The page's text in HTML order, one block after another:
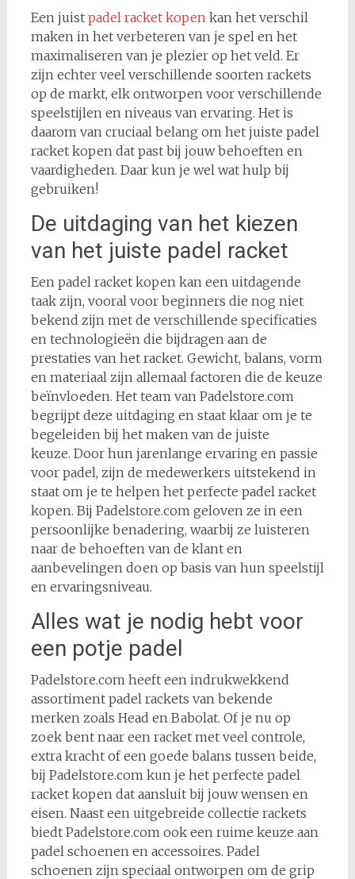
Een juist padel racket kopen kan het verschil
maken in het verbeteren van je spel en het
maximaliseren van je plezier op het veld. Er
zijn echter veel verschillende soorten rackets
op de markt, elk ontworpen voor verschillende
speelstijlen en niveaus van ervaring. Het is
daarom van cruciaal belang om het juiste padel
racket kopen dat past bij jouw behoeften en
vaardigheden. Daar kun je wel wat hulp bij
gebruiken!
De uitdaging van het kiezen
van het juiste padel racket
Een padel racket kopen kan een uitdagende
taak zijn, vooral voor beginners die nog niet
bekend zijn met de verschillende specificaties
en technologieën die bijdragen aan de
prestaties van het racket. Gewicht, balans, vorm
en materiaal zijn allemaal factoren die de keuze
beïnvloeden. Het team van Padelstore.com
begrijpt deze uitdaging en staat klaar om je te
begeleiden bij het maken van de juiste
keuze. Door hun jarenlange ervaring en passie
voor padel, zijn de medewerkers uitstekend in
staat om je te helpen het perfecte padel racket
kopen. Bij Padelstore.com geloven ze in een
persoonlijke benadering, waarbij ze luisteren
naar de behoeften van de klant en
aanbevelingen doen op basis van hun speelstijl
en ervaringsniveau.
Alles wat je nodig hebt voor
een potje padel
Padelstore.com heeft een indrukwekkend
assortiment padel rackets van bekende
merken zoals Head en Babolat. Of je nu op
zoek bent naar een racket met veel controle,
extra kracht of een goede balans tussen beide,
bij Padelstore.com kun je het perfecte padel
racket kopen dat aansluit bij jouw wensen en
eisen. Naast een uitgebreide collectie rackets
biedt Padelstore.com ook een ruime keuze aan
padel schoenen en accessoires. Padel
schoenen zijn speciaal ontworpen om de grip